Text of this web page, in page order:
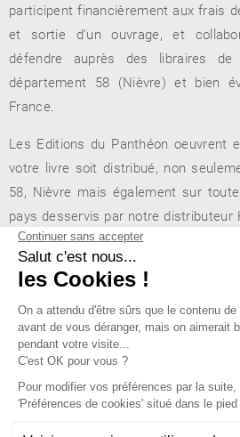
participent financièrement aux frais
et sortie d’un ouvrage, et
défendre auprès des libraires
département 58 (Nièvre) et bien
France.
Les Editions du Panthéon oeuvrent
votre livre soit distribué, non
58, Nièvre mais également sur
pays desservis par notre distributeur
Suisse, Canada...).
De Presse en Livre- 38, rue Delangle
Éditions du Panthéon - 12, rue
75015 Paris
01 43 71 14 72